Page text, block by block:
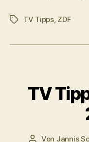
Schlagwörter
TV Tipps, ZDF
TV
Beitragsautor
Von Jannis